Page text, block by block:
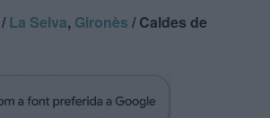
La Selva, Gironès / Caldes de